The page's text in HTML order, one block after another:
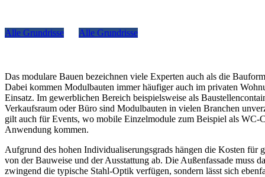
Alle Grundrisse Alle Grundrisse
Das modulare Bauen bezeichnen viele Experten auch als die
Dabei kommen Modulbauten immer häufiger auch im privaten
Einsatz. Im gewerblichen Bereich beispielsweise als
Verkaufsraum oder Büro sind Modulbauten in vielen Branchen
gilt auch für Events, wo mobile Einzelmodule zum Beispiel als WC-
Anwendung kommen.
Aufgrund des hohen Individualiserungsgrads hängen die Kosten für
von der Bauweise und der Ausstattung ab. Die Außenfassade muss
zwingend die typische Stahl-Optik verfügen, sondern lässt sich